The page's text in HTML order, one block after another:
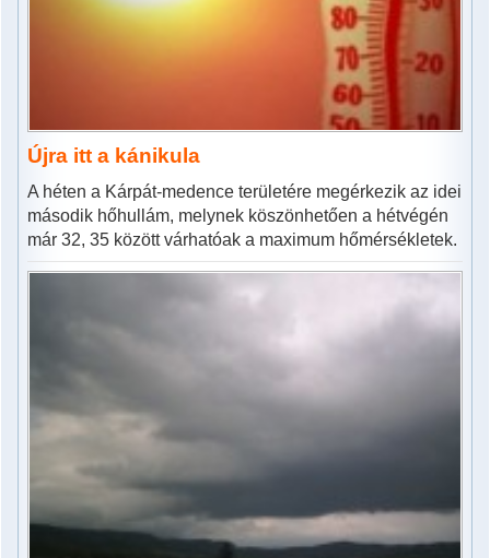
Újra itt a kánikula
A héten a Kárpát-medence területére megérkezik az idei
második hőhullám, melynek köszönhetően a hétvégén
már 32, 35 között várhatóak a maximum hőmérsékletek.